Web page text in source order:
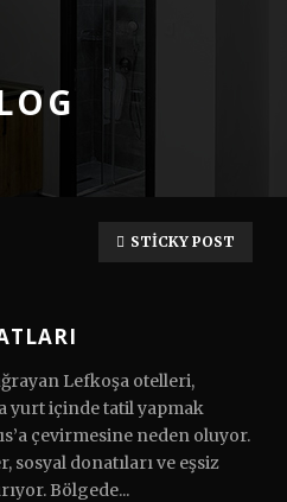
STICKY POST
Lefkoşa otelleri,
yurt içinde tatil yapmak
çevirmesine neden oluyor.
sosyal donatıları ve eşsiz
Bölgede...